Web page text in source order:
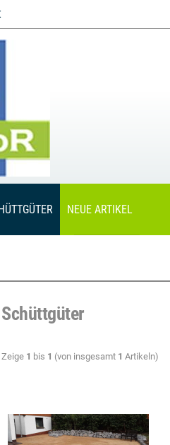
NEUE ARTIKEL
Schüttgüter
Zeige 1 bis 1 (von insgesamt 1 Artikeln)